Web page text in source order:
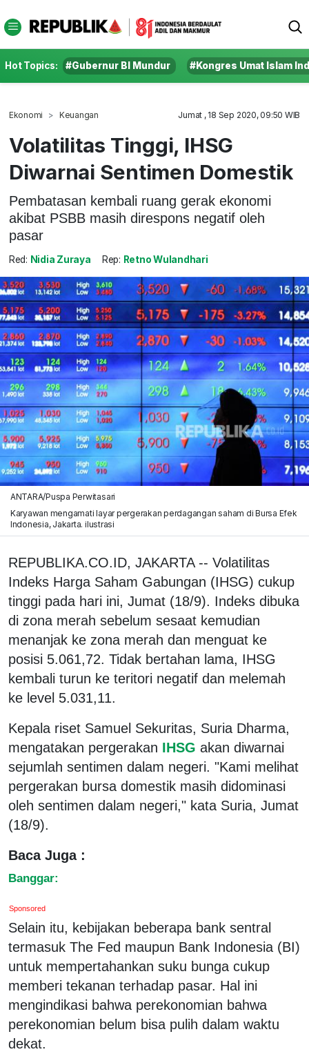
Hot Topics: #Gubernur BI Mundur #Kongres Umat Islam
Ekonomi Keuangan Jumat , 18 Sep 2020, 09:50 WIB
Volatilitas Tinggi, IHSG
Diwarnai Sentimen Domestik
Pembatasan kembali ruang gerak ekonomi
akibat PSBB masih direspons negatif oleh
pasar
Red: Nidia Zuraya Rep: Retno Wulandhari
ANTARA/Puspa Perwitasari
Karyawan mengamati layar pergerakan perdagangan saham di Bursa Efek
Indonesia, Jakarta. ilustrasi
REPUBLIKA.CO.ID, JAKARTA -- Volatilitas
Indeks Harga Saham Gabungan (IHSG) cukup
tinggi pada hari ini, Jumat (18/9). Indeks dibuka
di zona merah sebelum sesaat kemudian
menanjak ke zona merah dan menguat ke
posisi 5.061,72. Tidak bertahan lama, IHSG
kembali turun ke teritori negatif dan melemah
ke level 5.031,11.
Kepala riset Samuel Sekuritas, Suria Dharma,
mengatakan pergerakan IHSG akan diwarnai
sejumlah sentimen dalam negeri. "Kami melihat
pergerakan bursa domestik masih didominasi
oleh sentimen dalam negeri," kata Suria, Jumat
(18/9).
Baca Juga :
Banggar:
Sponsored
Selain itu, kebijakan beberapa bank sentral
termasuk The Fed maupun Bank Indonesia (BI)
untuk mempertahankan suku bunga cukup
memberi tekanan terhadap pasar. Hal ini
mengindikasi bahwa perekonomian bahwa
perekonomian belum bisa pulih dalam waktu
dekat.